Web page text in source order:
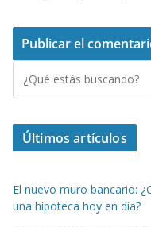
Últimos artículos
El nuevo muro bancario:
una hipoteca hoy en día?